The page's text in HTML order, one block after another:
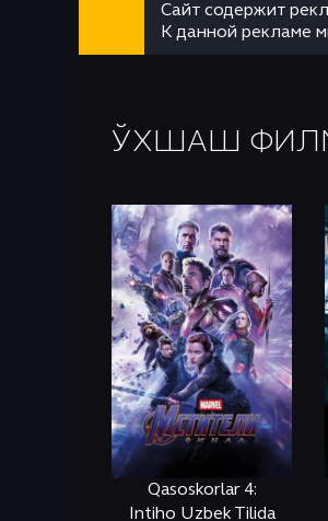
Сайт содержит
К данной рекламе
ЎХШАШ
Qasoskorlar 4:
Intiho Uzbek Tilida